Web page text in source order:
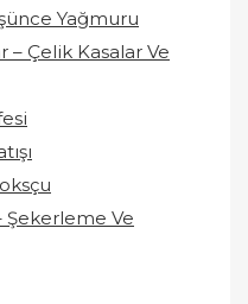
Yağmuru
– Çelik Kasalar Ve
Şekerleme Ve